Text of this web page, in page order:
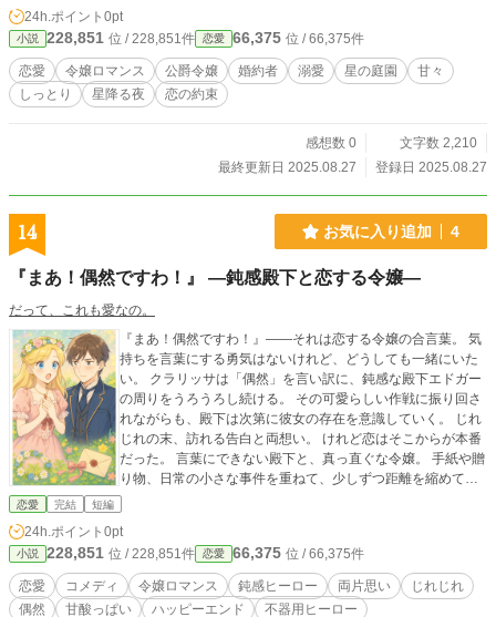
れた令嬢ロマンス。
24h.ポイント 0pt
小説 228,851 位 / 228,851件 恋愛 66,375 位 / 66,375件
恋愛 令嬢ロマンス 公爵令嬢 婚約者 溺愛 星の庭園
甘々
しっとり
星降る夜 恋の約束
感想数 0
文字数 2,210
最終更新日 2025.08.27
登録日 2025.08.27
14 お気に入り追加 4
『まあ！偶然ですわ！』 ―鈍感殿下と恋する令嬢―
だって、これも愛なの。
『まあ！偶然ですわ！』――それは恋する令嬢の合言葉。 気
持ちを言葉にする勇気はないけれど、どうしても一緒にいた
い。 クラリッサは「偶然」を言い訳に、鈍感な殿下エドガー
の周りをうろうろし続ける。 その可愛らしい作戦に振り回さ
れながらも、殿下は次第に彼女の存在を意識していく。 じれ
じれの末、訪れる告白と両想い。 けれど恋はそこからが本番
だった。 言葉にできない殿下と、真っ直ぐな令嬢。 手紙や贈
り物、日常の小さな事件を重ねて、少しずつ距離を縮めてい
く。 そして迎えるのは、婚約発表という大きな節目。 「完璧
な誓いは、二人の未来を確かに照らしていく。 可愛くて愉快
で、ときに切ない。 偶然を重ねて、奇跡は必然に――。 不器
用殿下と恋する令嬢のロマンス、どうぞ最後までお楽しみく
ださい。
恋愛 完結 短編
24h.ポイント 0pt
小説 228,851 位 / 228,851件 恋愛 66,375 位 / 66,375件
恋愛 コメディ 令嬢ロマンス 鈍感ヒーロー 両片思い
じれじれ
偶然
甘酸っぱい ハッピーエンド 不器用ヒーロー